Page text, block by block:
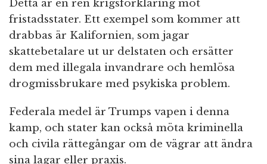
Detta är en ren krigsförklaring mot
fristadsstater. Ett exempel som kommer att
drabbas är Kalifornien, som jagar
skattebetalare ut ur delstaten och ersätter
dem med illegala invandrare och hemlösa
drogmissbrukare med psykiska problem.
Federala medel är Trumps vapen i denna
kamp, och stater kan också möta kriminella
och civila rättegångar om de vägrar att ändra
sina lagar eller praxis.